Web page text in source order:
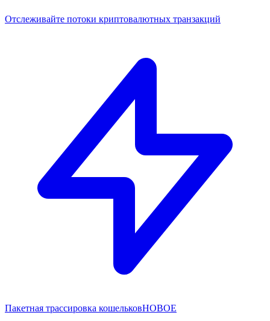
Отслеживайте потоки криптовалютных транзакций
Пакетная трассировка кошельковНОВОЕ